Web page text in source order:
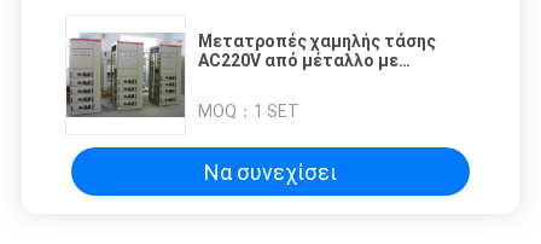
Μετατροπές χαμηλής τάσης
AC220V από μέταλλο με
ράβδου 4000A
MOQ： 1 SET
Να συνεχίσει